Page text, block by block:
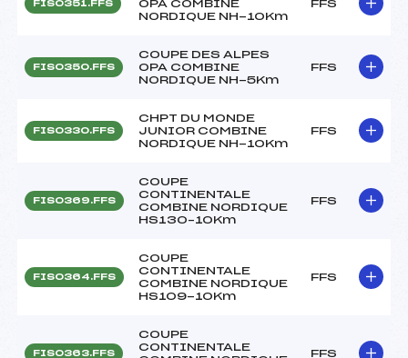
FIS0351.FFS
OPA COMBINE
NORDIQUE NH-10Km
FFS
FIS0350.FFS
COUPE DES ALPES
OPA COMBINE
NORDIQUE NH-5Km
FFS
FIS0330.FFS
CHPT DU MONDE
JUNIOR COMBINE
NORDIQUE NH-10Km
FFS
FIS0369.FFS
COUPE
CONTINENTALE
COMBINE NORDIQUE
HS130–10Km
FFS
FIS0364.FFS
COUPE
CONTINENTALE
COMBINE NORDIQUE
HS109-10Km
FFS
FIS0363.FFS
COUPE
CONTINENTALE
FFS